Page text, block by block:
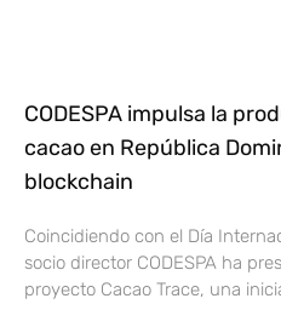
CODESPA impulsa la
cacao en República
blockchain
Coincidiendo con el Día
socio director CODESPA ha
proyecto Cacao Trace, una